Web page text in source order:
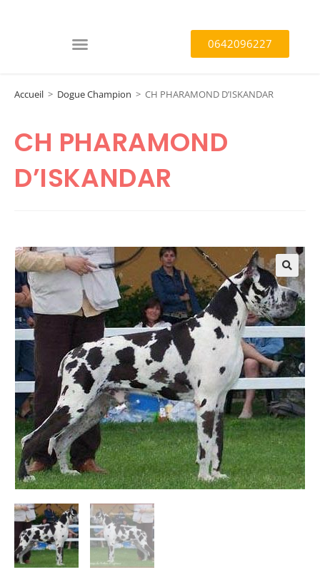
0642096227
Accueil > Dogue Champion > CH PHARAMOND D’ISKANDAR
CH PHARAMOND
D’ISKANDAR
🔍